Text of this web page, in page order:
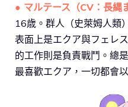
● マルテース（CV：長縄
16歳。群人（史萊姆人類
表面上是エクア與フェレ
的工作則是負責戰鬥。總
最喜歡エクア，一切都會